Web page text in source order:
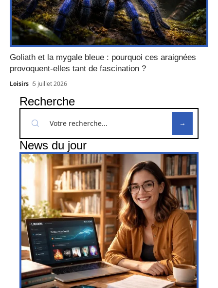
Goliath et la mygale bleue : pourquoi ces araignées
provoquent-elles tant de fascination ?
Loisirs 5 juillet 2026
Recherche
News du jour